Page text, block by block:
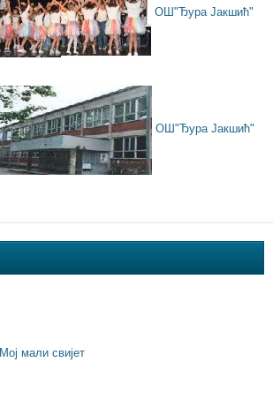
ОШ"Ђура Јакшић"
ОШ"Ђура Јакшић"
Мој мали свијет